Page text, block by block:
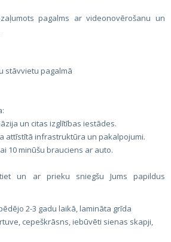
pagalms ar videonovērošanu un
stāvvietu pagalmā
un citas izglītības iestādes.
attīstītā infrastruktūra un pakalpojumi.
10 minūšu brauciens ar auto.
un ar prieku sniegšu Jums papildus
2-3 gadu laikā, lamināta grīda
cepeškrāsns, iebūvēti sienas skapji,